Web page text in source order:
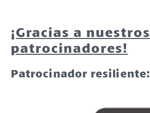
¡Gracias a nuestros
patrocinadores!
Patrocinador resiliente: